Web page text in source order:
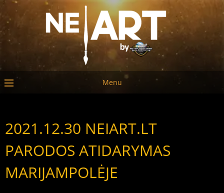
Menu
2021.12.30 NEIART.LT
PARODOS ATIDARYMAS
MARIJAMPOLĖJE